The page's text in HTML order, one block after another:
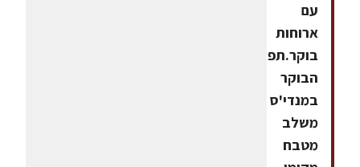
עם
ארוחות
בוקר.תפריט
הבוקר
במנדי'ס
משלב
מטבח